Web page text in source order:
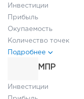
Инвестиции
Прибыль
Окупаемость
Количество точек
Подробнее
МПР
Инвестиции